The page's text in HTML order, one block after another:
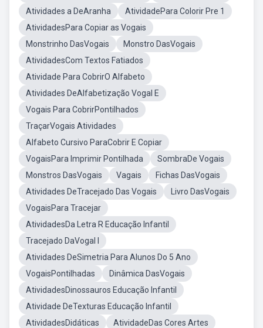
Atividades a DeAranha
AtividadePara Colorir Pre 1
AtividadesPara Copiar as Vogais
Monstrinho DasVogais
Monstro DasVogais
AtividadesCom Textos Fatiados
Atividade Para CobrirO Alfabeto
Atividades DeAlfabetização Vogal E
Vogais Para CobrirPontilhados
TraçarVogais Atividades
Alfabeto Cursivo ParaCobrir E Copiar
VogaisPara Imprimir Pontilhada
SombraDe Vogais
Monstros DasVogais
Vagais
Fichas DasVogais
Atividades DeTracejado Das Vogais
Livro DasVogais
VogaisPara Tracejar
AtividadesDa Letra R Educação Infantil
Tracejado DaVogal I
Atividades DeSimetria Para Alunos Do 5 Ano
VogaisPontilhadas
Dinâmica DasVogais
AtividadesDinossauros Educação Infantil
Atividade DeTexturas Educação Infantil
AtividadesDidáticas
AtividadeDas Cores Artes